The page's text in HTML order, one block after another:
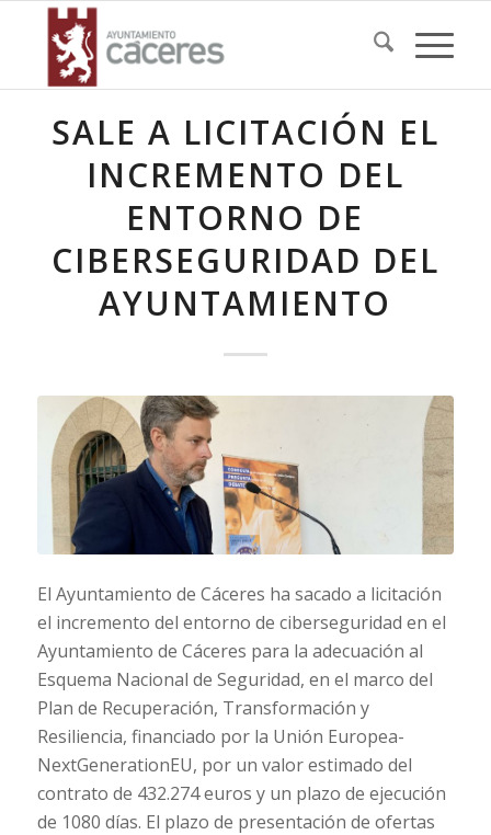
SALE A LICITACIÓN EL
INCREMENTO DEL
ENTORNO DE
CIBERSEGURIDAD DEL
AYUNTAMIENTO
El Ayuntamiento de Cáceres ha sacado a licitación
el incremento del entorno de ciberseguridad en el
Ayuntamiento de Cáceres para la adecuación al
Esquema Nacional de Seguridad, en el marco del
Plan de Recuperación, Transformación y
Resiliencia, financiado por la Unión Europea-
NextGenerationEU, por un valor estimado del
contrato de 432.274 euros y un plazo de ejecución
de 1080 días. El plazo de presentación de ofertas